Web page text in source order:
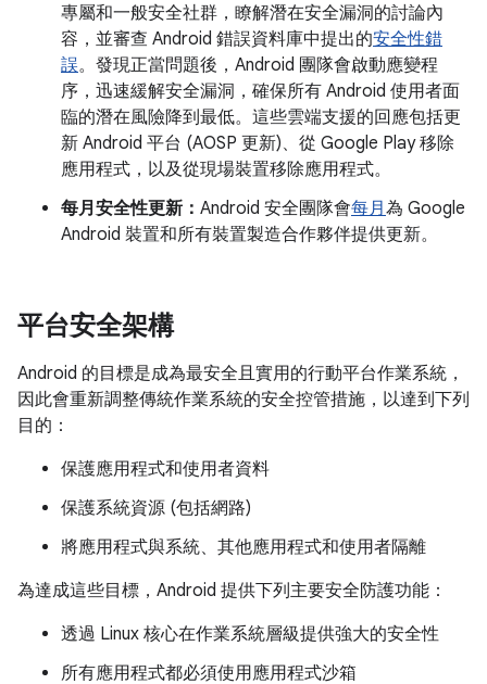
專屬和一般安全社群，瞭解潛在安全漏洞的討論內
容，並審查 Android 錯誤資料庫中提出的安全性錯
誤。發現正當問題後，Android 團隊會啟動應變程
序，迅速緩解安全漏洞，確保所有 Android 使用者面
臨的潛在風險降到最低。這些雲端支援的回應包括更
新 Android 平台 (AOSP 更新)、從 Google Play 移除
應用程式，以及從現場裝置移除應用程式。
每月安全性更新： Android 安全團隊會每月為 Google
Android 裝置和所有裝置製造合作夥伴提供更新。
平台安全架構
Android 的目標是成為最安全且實用的行動平台作業系統，
因此會重新調整傳統作業系統的安全控管措施，以達到下列
目的：
保護應用程式和使用者資料
保護系統資源 (包括網路)
將應用程式與系統、其他應用程式和使用者隔離
為達成這些目標，Android 提供下列主要安全防護功能：
透過 Linux 核心在作業系統層級提供強大的安全性
所有應用程式都必須使用應用程式沙箱